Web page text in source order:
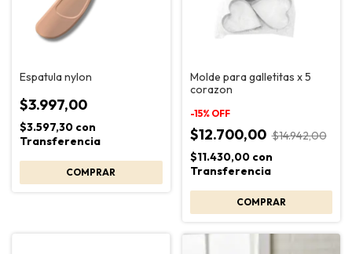
Espatula nylon
$3.997,00
$3.597,30 con
Transferencia
Molde para galletitas x 5
corazon
-15% OFF
$12.700,00 $14.942,00
$11.430,00 con
Transferencia